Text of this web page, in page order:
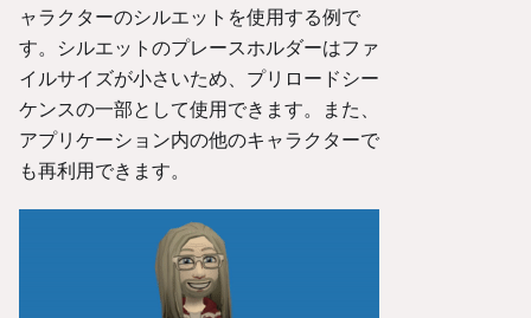
ャラクターのシルエットを使用する例で
す。シルエットのプレースホルダーはファ
イルサイズが小さいため、プリロードシー
ケンスの一部として使用できます。また、
アプリケーション内の他のキャラクターで
も再利用できます。